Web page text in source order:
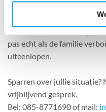
worden gekeken. En de
iedereen zich gezien en
ieders talent én ieders
pas echt als de familie
uiteenlopen.
Sparren over jullie situatie?
vrijblijvend gesprek.
Bel: 085-8771690 of mail: